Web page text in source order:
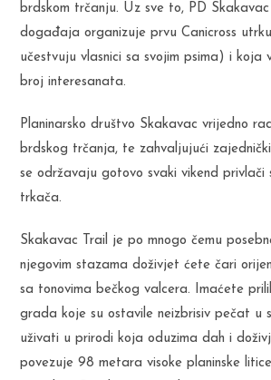
brdskom trčanju. Uz sve to, PD
događaja organizuje prvu Canicross
učestvuju vlasnici sa svojim psima) i koja
broj interesanata.
Planinarsko društvo Skakavac vrijedno
brdskog trčanja, te zahvaljujući
se održavaju gotovo svaki vikend privlači
trkača.
Skakavac Trail je po mnogo čemu
njegovim stazama doživjet ćete čari
sa tonovima bečkog valcera. Imaćete
grada koje su ostavile neizbrisiv pečat u
uživati u prirodi koja oduzima dah i
povezuje 98 metara visoke planinske